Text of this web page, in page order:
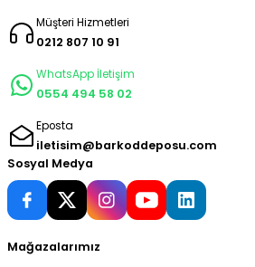
Müşteri Hizmetleri
0212 807 10 91
WhatsApp İletişim
0554 494 58 02
Eposta
iletisim@barkoddeposu.com
Sosyal Medya
Mağazalarımız